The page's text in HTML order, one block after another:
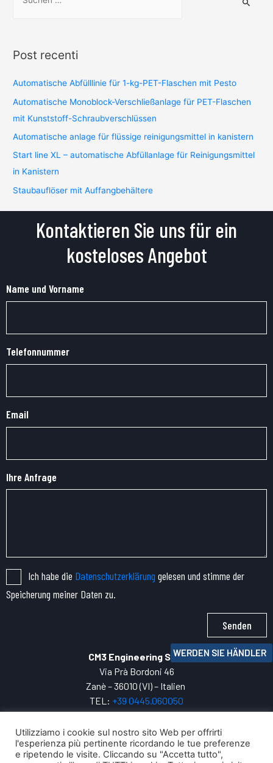
WERDEN SIE HÄNDLER
Post recenti
Automatische Abfülllinie für 1-kg-PET-Flaschen mit Pesto
Automatische Monoblock-Verschließanlage für PET-Flaschen
mit Kunststoff-Schraubverschlüssen
Automatische anlage für flüssige reinigungsmittel in kanistern
Start line XL – automatische Abfüllanlage für Reinigungsmittel
in Kanistern
Staubauflöser mit Auffangbehältere
Kontaktieren Sie uns für ein
kosteloses Angebot
Name und Vorname
Telefonnummer
Email
Ihre Anfrage
Ich habe die Datenschutzerklärung gelesen und stimme der
Speicherung meiner Daten zu.
Senden
CM3 Engineering SRL
Via Prà Bordoni 46
Zanè – 36010 (VI) – Italien
TEL: +39 0445.060050
P.IVA: 04271800247
INFO:cm3@cm3engineering.com
Privacy Policy
Ihre digitale Entwicklung mit
Utilizziamo i cookie sul nostro sito Web per offrirti
l'esperienza più pertinente ricordando le tue preferenze
e ripetendo le visite. Cliccando su "Accetta tutto",